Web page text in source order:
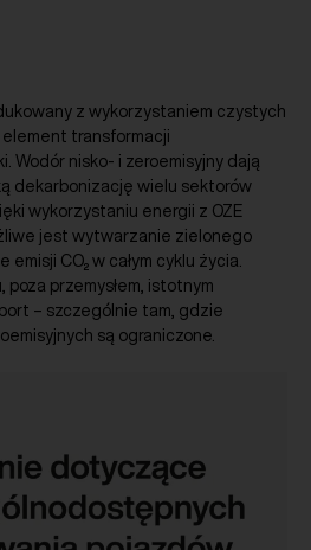
z wykorzystaniem czystych
transformacji
Wodór nisko- i zeroemisyjny dają
dekarbonizację wielu sektorów
wykorzystaniu energii z OZE
jest wytwarzanie zielonego
CO₂ w całym cyklu życia.
poza przemysłem, istotnym
– szczególnie tam, gdzie
są ograniczone.